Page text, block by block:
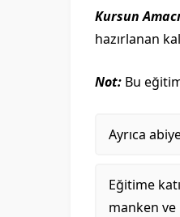
Kursun
hazırlanan
Not: Bu
Ayrıca
Eğitime
manken ve